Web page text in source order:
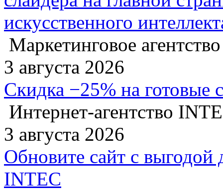
искусственного
Маркетинговое
3 августа 2026
Скидка −25% на готовые
Интернет-агентство
3 августа 2026
Обновите сайт с выгодой
INTEC